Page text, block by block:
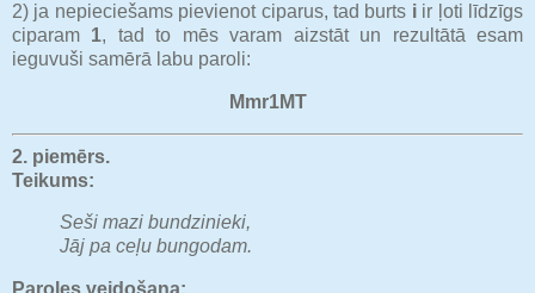
2) ja nepieciešams pievienot ciparus, tad burts iir ļoti līdzīgs
ciparam 1, tad to mēs varam aizstāt un rezultātā esam
ieguvuši samērā labu paroli:
Mmr1MT
2. piemērs.
Teikums:
Seši mazi bundzinieki,
Jāj pa ceļu bungodam.